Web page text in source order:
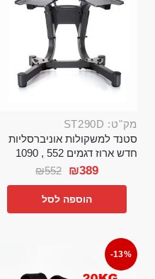
מק"ט: ST290D
סטנד למשקולות אוניברסליות
חדש ארוז דגמים 552 , 1090
₪552 ₪389
הוספה לסל
-13%